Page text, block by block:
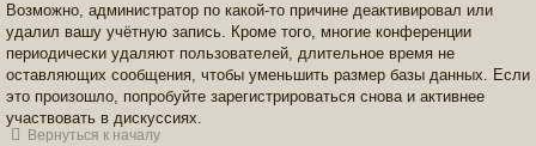
Возможно, администратор по какой-то причине деактивировал или
удалил вашу учётную запись. Кроме того, многие конференции
периодически удаляют пользователей, длительное время не
оставляющих сообщения, чтобы уменьшить размер базы данных. Если
это произошло, попробуйте зарегистрироваться снова и активнее
участвовать в дискуссиях.
Вернуться к началу